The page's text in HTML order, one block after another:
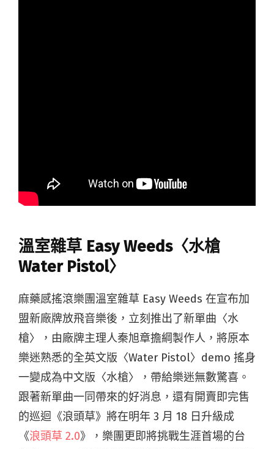
溫室雜草 Easy Weeds〈水槍
Water Pistol〉
麻藥感搖滾樂團溫室雜草 Easy Weeds 在宣布加
盟新廠牌放飛音樂後，立刻推出了新單曲〈水
槍〉，由廠牌主理人秦旭章擔綱製作人，將原本
樂迷熟悉的全英文版〈Water Pistol〉demo 搖身
一變成為中文版〈水槍〉，帶給樂迷無數驚喜。
跟著新單曲一同帶來的好消息，還有開賣即完售
的巡迴《浪頭草》將在明年 3 月 18 日升級成
《浪頭草 2.0》，樂團更即將挑戰生涯首場的台